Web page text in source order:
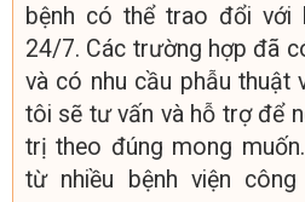
bệnh có thể trao đổi với
24/7. Các trường hợp đã
và có nhu cầu phẫu thuật
tôi sẽ tư vấn và hỗ trợ để
trị theo đúng mong
từ nhiều bệnh viện